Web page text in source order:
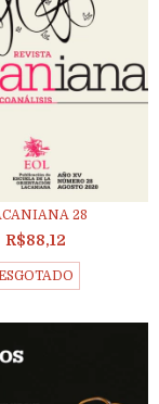
28
R$88,12